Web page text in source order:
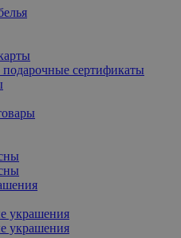
сертификаты
украшения
украшения